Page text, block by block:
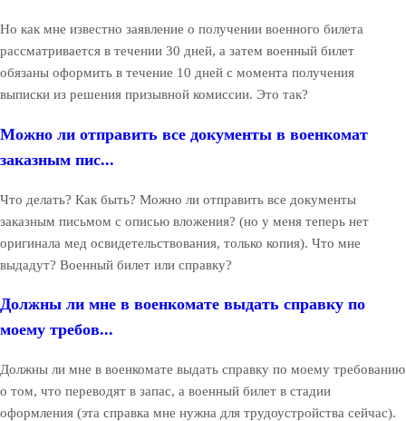
Но как мне известно заявление о получении военного билета
рассматривается в течении 30 дней, а затем военный билет
обязаны оформить в течение 10 дней с момента получения
выписки из решения призывной комиссии. Это так?
Можно ли отправить все документы в военкомат
заказным пис...
Что делать? Как быть? Можно ли отправить все документы
заказным письмом с описью вложения? (но у меня теперь нет
оригинала мед освидетельствования, только копия). Что мне
выдадут? Военный билет или справку?
Должны ли мне в военкомате выдать справку по
моему требов...
Должны ли мне в военкомате выдать справку по моему требованию
о том, что переводят в запас, а военный билет в стадии
оформления (эта справка мне нужна для трудоустройства сейчас).